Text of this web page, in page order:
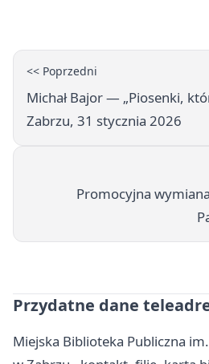
<< Poprzedni
Michał Bajor — „Piosenki,
Zabrzu, 31 stycznia 2026
Promocyjna
Przydatne dane
Miejska Biblioteka Publiczna